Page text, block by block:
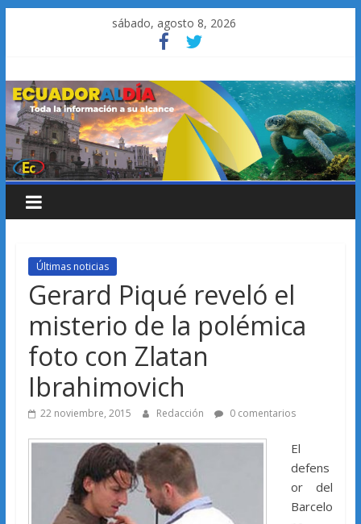
sábado, agosto 8, 2026
Últimas noticias
Gerard Piqué reveló el
misterio de la polémica
foto con Zlatan
Ibrahimovich
22 noviembre, 2015 Redacción 0 comentarios
El
defens
or del
Barcelo